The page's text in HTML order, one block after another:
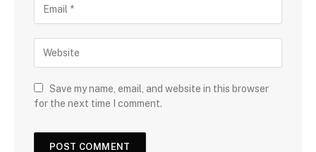
Save my name, email, and website in this browser
for the next time I comment.